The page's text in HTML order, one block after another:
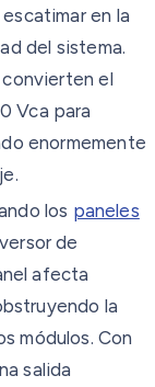
en la
del sistema.
convierten el
Vca para
enormemente
los paneles
de
afecta
la
módulos. Con
salida